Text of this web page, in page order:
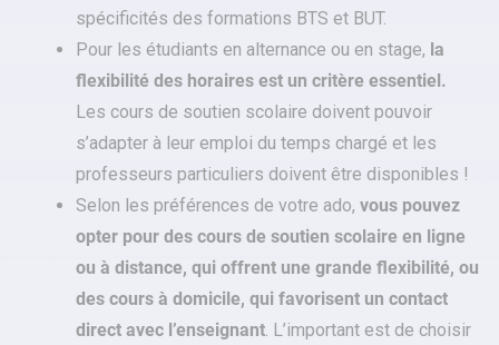
spécificités des formations BTS et BUT.
Pour les étudiants en alternance ou en stage, la
flexibilité des horaires est un critère essentiel.
Les cours de soutien scolaire doivent pouvoir
s’adapter à leur emploi du temps chargé et les
professeurs particuliers doivent être disponibles !
Selon les préférences de votre ado, vous pouvez
opter pour des cours de soutien scolaire en ligne
ou à distance, qui offrent une grande flexibilité, ou
des cours à domicile, qui favorisent un contact
direct avec l’enseignant. L’important est de choisir